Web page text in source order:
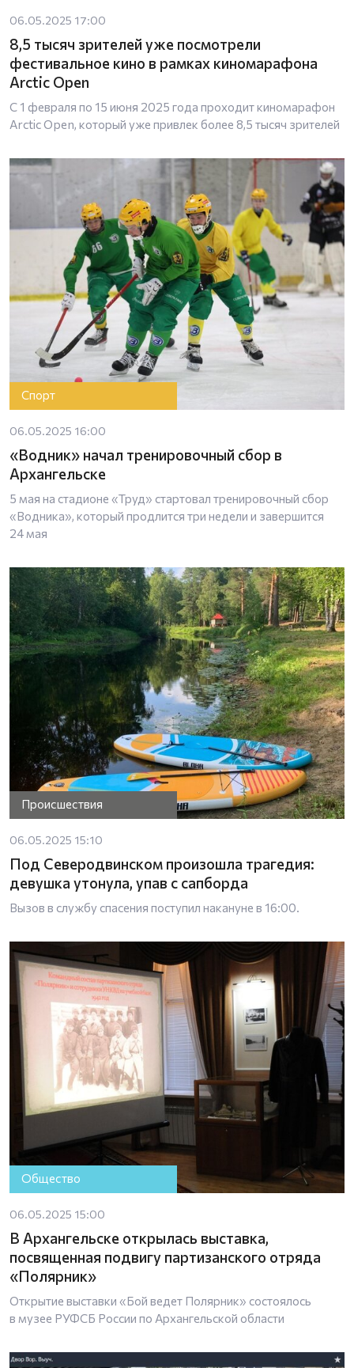
06.05.2025 17:00
8,5 тысяч зрителей уже посмотрели
фестивальное кино в рамках киномарафона
Arctic Open
С 1 февраля по 15 июня 2025 года проходит киномарафон
Arctic Open, который уже привлек более 8,5 тысяч зрителей
Спорт
06.05.2025 16:00
«Водник» начал тренировочный сбор в
Архангельске
5 мая на стадионе «Труд» стартовал тренировочный сбор
«Водника», который продлится три недели и завершится
24 мая
Происшествия
06.05.2025 15:10
Под Северодвинском произошла трагедия:
девушка утонула, упав с сапборда
Вызов в службу спасения поступил накануне в 16:00.
Общество
06.05.2025 15:00
В Архангельске открылась выставка,
посвященная подвигу партизанского отряда
«Полярник»
Открытие выставки «Бой ведет Полярник» состоялось
в музее РУФСБ России по Архангельской области